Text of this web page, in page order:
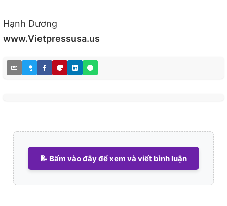
Hạnh Dương
www.Vietpressusa.us
📝 Bấm vào đây để xem và viết bình luận